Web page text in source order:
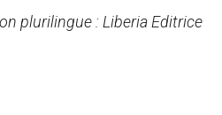
plurilingue : Liberia Editrice